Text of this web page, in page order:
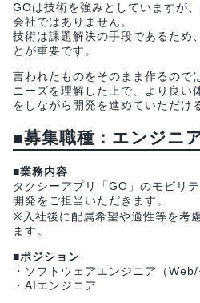
GOは技術を強みとしていますが
会社ではありません。
技術は課題解決の手段であるため
とが重要です。
言われたものをそのまま作るので
ニーズを理解した上で、より良い
をしながら開発を進めていただけ
■募集職種：エンジニ
■業務内容
タクシーアプリ「GO」のモビリ
開発をご担当いただきます。
※入社後に配属希望や適性等を考
ます。
■ポジション
・ソフトウェアエンジニア（Web/
・AIエンジニア